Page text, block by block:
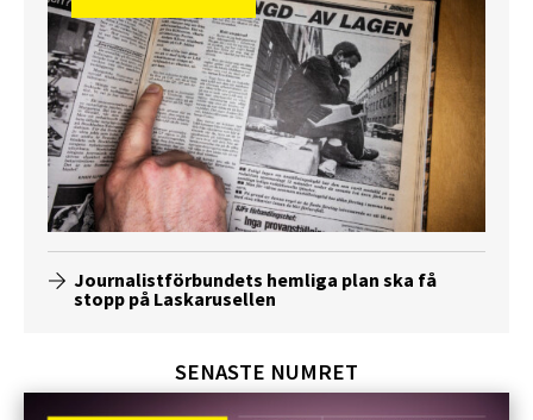
Journalistförbundets hemliga plan ska få
stopp på Laskarusellen
SENASTE NUMRET